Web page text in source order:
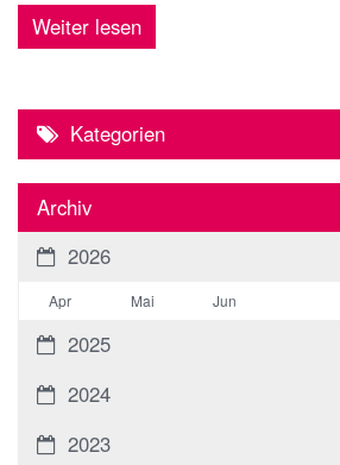
Weiter lesen
Kategorien
Archiv
2026
Apr Mai Jun
2025
2024
2023